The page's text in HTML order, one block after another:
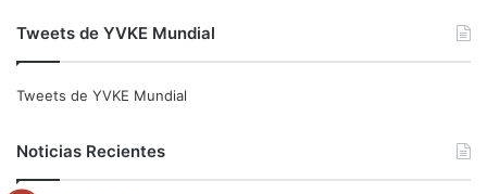
e
o
t
e
b
g
r
k
Tweets de YVKE Mundial
Tweets de YVKE Mundial
Noticias Recientes